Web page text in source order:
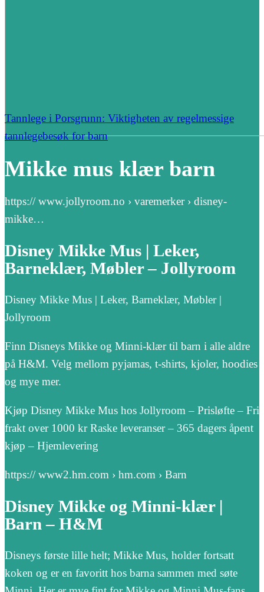
Tannlege i Porsgrunn: Viktigheten av regelmessige
tannlegebesøk for barn
Mikke mus klær barn
https:// www.jollyroom.no › varemerker › disney-
mikke…
Disney Mikke Mus | Leker,
Barneklær, Møbler – Jollyroom
Disney Mikke Mus | Leker, Barneklær, Møbler |
Jollyroom
Finn Disneys Mikke og Minni-klær til barn i alle aldre
på H&M. Velg mellom pyjamas, t-shirts, kjoler, hoodies
og mye mer.
Kjøp Disney Mikke Mus hos Jollyroom – Prisløfte – Fri
frakt over 1000 kr Raske leveranser – 365 dagers åpent
kjøp – Hjemlevering
https:// www2.hm.com › hm.com › Barn
Disney Mikke og Minni-klær |
Barn – H&M
Disneys første lille helt; Mikke Mus, holder fortsatt
koken og er en favoritt hos barna sammen med søte